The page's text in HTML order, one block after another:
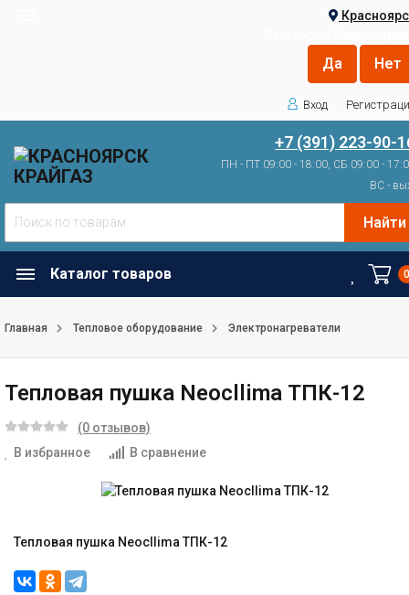
Вход
+7 (391) 223-90-
ПН - ПТ 09:00 - 18:00, СБ 09:00 -
ВС -
Найти
Каталог товаров
Главная Тепловое оборудование Электронагреватели
Тепловая пушка Neocllima ТПК-12
(0 отзывов)
В избранное
В сравнение
Тепловая пушка Neocllima ТПК-12